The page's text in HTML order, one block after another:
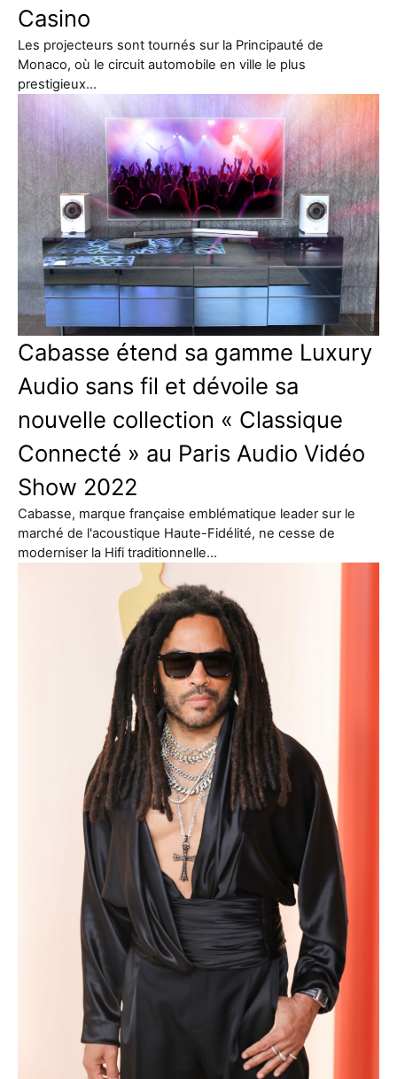
Casino
Les projecteurs sont tournés sur la Principauté de
Monaco, où le circuit automobile en ville le plus
prestigieux…
Cabasse étend sa gamme Luxury
Audio sans fil et dévoile sa
nouvelle collection « Classique
Connecté » au Paris Audio Vidéo
Show 2022
Cabasse, marque française emblématique leader sur le
marché de l'acoustique Haute-Fidélité, ne cesse de
moderniser la Hifi traditionnelle…